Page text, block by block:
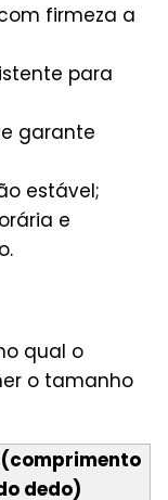
firmeza a
para
garante
estável;
e
qual o
o tamanho
dedo)